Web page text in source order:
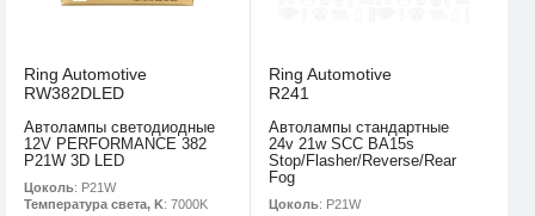
Ring Automotive
RW382DLED
Автолампы светодиодные
12V PERFORMANCE 382
P21W 3D LED
Цоколь: P21W
Температура света, K: 7000K
Ring Automotive
R241
Автолампы стандартные
24v 21w SCC BA15s
Stop/Flasher/Reverse/Rear
Fog
Цоколь: P21W